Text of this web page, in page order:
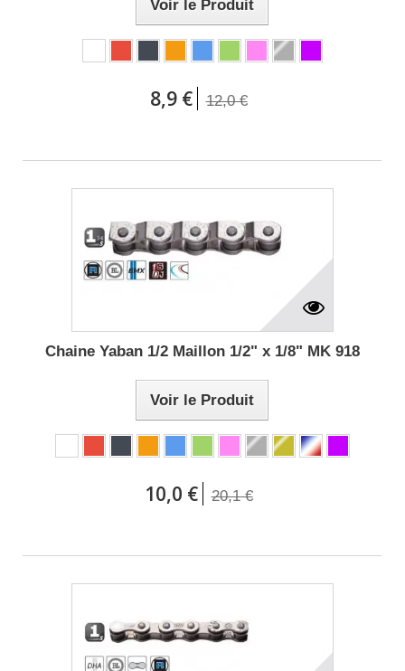
Voir le Produit
8,9 € 12,0 €
Chaine Yaban 1/2 Maillon 1/2" x 1/8" MK 918
Voir le Produit
10,0 € 20,1 €